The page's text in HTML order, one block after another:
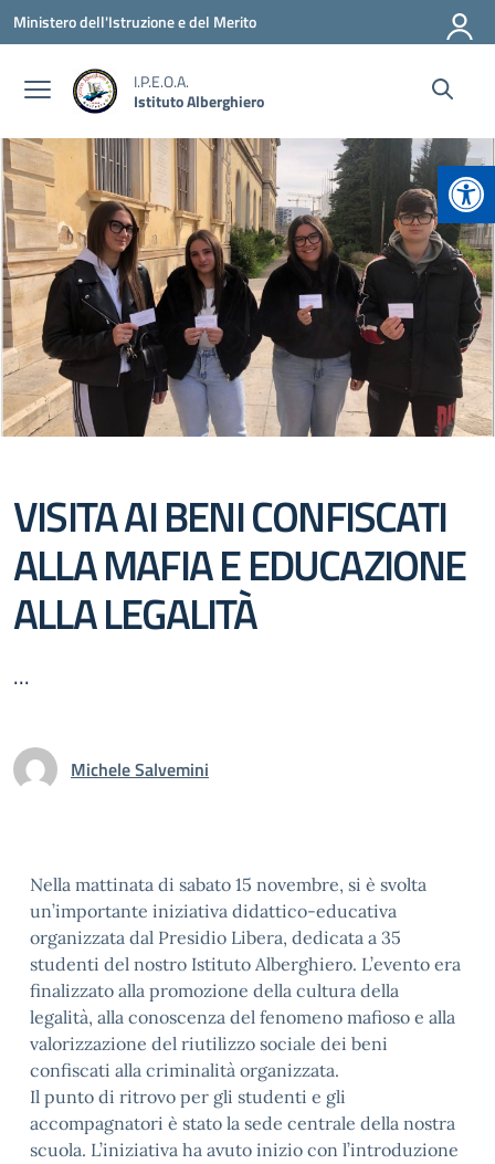
Vai ai contenuti
Vai al menu di navigazione
Vai al footer
Ministero dell'Istruzione e del Merito
I.P.E.O.A.
Istituto Alberghiero
VISITA AI BENI CONFISCATI
ALLA MAFIA E EDUCAZIONE
ALLA LEGALITÀ
...
Michele Salvemini
Nella mattinata di sabato 15 novembre, si è svolta
un’importante iniziativa didattico-educativa
organizzata dal Presidio Libera, dedicata a 35
studenti del nostro Istituto Alberghiero. L’evento era
finalizzato alla promozione della cultura della
legalità, alla conoscenza del fenomeno mafioso e alla
valorizzazione del riutilizzo sociale dei beni
confiscati alla criminalità organizzata.
Il punto di ritrovo per gli studenti e gli
accompagnatori è stato la sede centrale della nostra
scuola. L’iniziativa ha avuto inizio con l’introduzione